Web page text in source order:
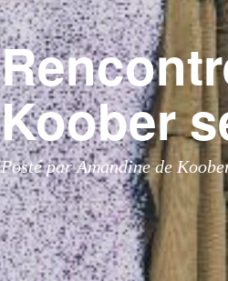
Koober
Posté par Amandine de